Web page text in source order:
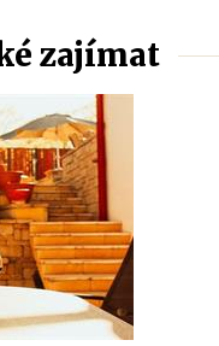
zajímat